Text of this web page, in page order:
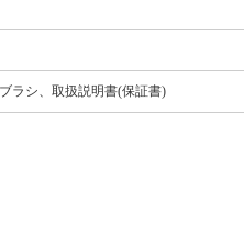
ラシ、取扱説明書(保証書)